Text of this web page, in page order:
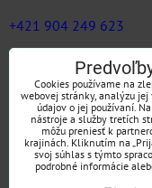
+421 904 249 623
zuz@jargas.sk
Obchodné podmienky
Cookies používame na
webovej stránky, analýzu
údajov o jej používaní.
nástroje a služby tretích
môžu preniesť k
krajinách. Kliknutím na
svoj súhlas s týmto
podrobné informácie